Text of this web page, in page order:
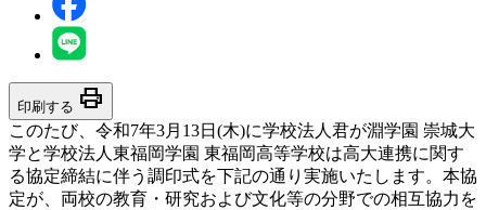
印刷する print
このたび、令和7年3月13日(木)に学校法人君が淵学園 崇城大
学と学校法人東福岡学園 東福岡高等学校は高大連携に関す
る協定締結に伴う調印式を下記の通り実施いたします。本協
定が、両校の教育・研究および文化等の分野での相互協力を